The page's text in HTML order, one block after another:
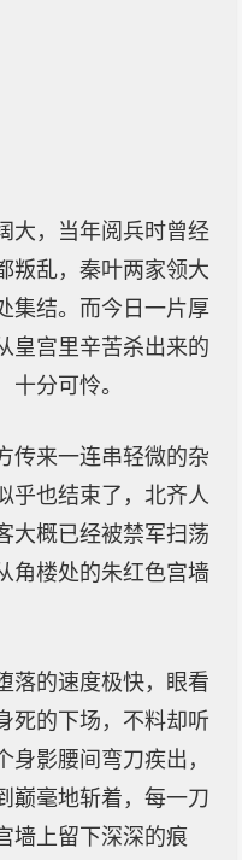
大，当年阅兵时曾经
叛乱，秦叶两家领大
集结。而今日一片厚
皇宫里辛苦杀出来的
分可怜。
传来一连串轻微的杂
乎也结束了，北齐人
大概已经被禁军扫荡
角楼处的朱红色宫墙
落的速度极快，眼看
死的下场，不料却听
影腰间弯刀疾出，
巅毫地斩着，每一刀
墙上留下深深的痕